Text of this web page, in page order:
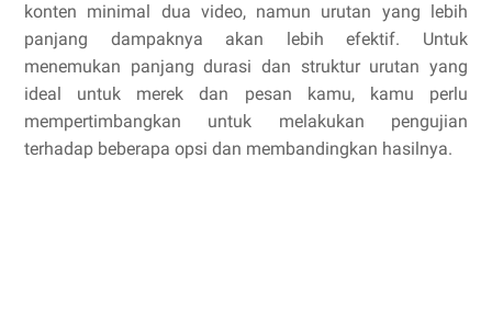
konten minimal dua video, namun urutan yang lebih
panjang dampaknya akan lebih efektif. Untuk
menemukan panjang durasi dan struktur urutan yang
ideal untuk merek dan pesan kamu, kamu perlu
mempertimbangkan untuk melakukan pengujian
terhadap beberapa opsi dan membandingkan hasilnya.